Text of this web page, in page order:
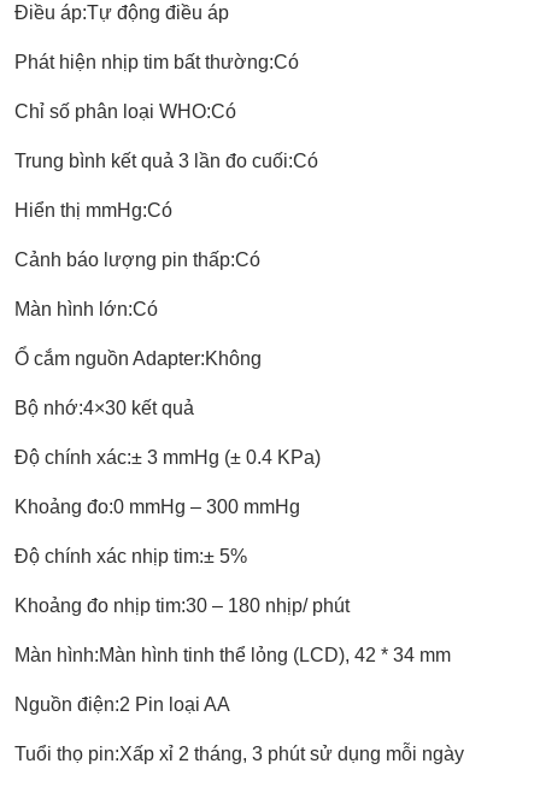
Điều áp:Tự động điều áp
Phát hiện nhịp tim bất thường:Có
Chỉ số phân loại WHO:Có
Trung bình kết quả 3 lần đo cuối:Có
Hiển thị mmHg:Có
Cảnh báo lượng pin thấp:Có
Màn hình lớn:Có
Ổ cắm nguồn Adapter:Không
Bộ nhớ:4×30 kết quả
Độ chính xác:± 3 mmHg (± 0.4 KPa)
Khoảng đo:0 mmHg – 300 mmHg
Độ chính xác nhịp tim:± 5%
Khoảng đo nhịp tim:30 – 180 nhịp/ phút
Màn hình:Màn hình tinh thể lỏng (LCD), 42 * 34 mm
Nguồn điện:2 Pin loại AA
Tuổi thọ pin:Xấp xỉ 2 tháng, 3 phút sử dụng mỗi ngày